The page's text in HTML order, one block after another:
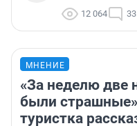
12 064 33
МНЕНИЕ
«За неделю две
были
туристка